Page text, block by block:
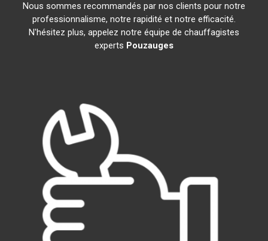
Nous sommes recommandés par nos clients pour notre
professionnalisme, notre rapidité et notre efficacité.
N'hésitez plus, appelez notre équipe de chauffagistes
experts Pouzauges